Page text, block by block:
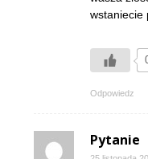
wstaniecie
Odpowiedz
Pytanie